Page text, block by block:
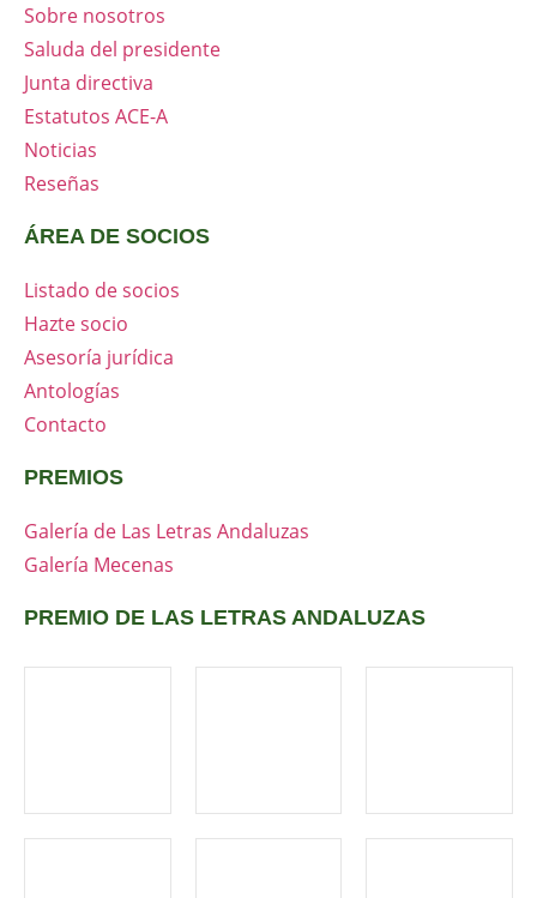
Sobre nosotros
Saluda del presidente
Junta directiva
Estatutos ACE-A
Noticias
Reseñas
ÁREA DE SOCIOS
Listado de socios
Hazte socio
Asesoría jurídica
Antologías
Contacto
PREMIOS
Galería de Las Letras Andaluzas
Galería Mecenas
PREMIO DE LAS LETRAS ANDALUZAS